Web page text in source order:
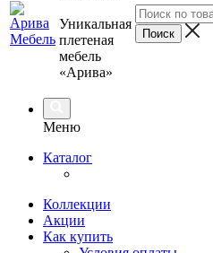
Уникальная
плетеная
мебель
«Арива»
Меню
Каталог
Коллекции
Акции
Как купить